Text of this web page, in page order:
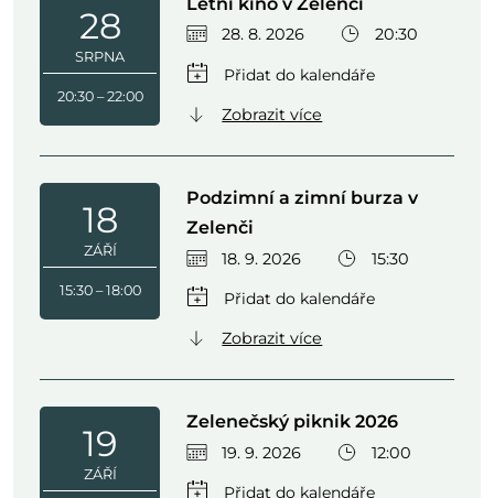
28
SRPNA
20:30 – 22:00
28. 8. 2026 20:30
Zobrazit více
18
ZÁŘÍ
15:30 – 18:00
Podzimní a zimní burza v
Zelenči
18. 9. 2026 15:30
Zobrazit více
19
ZÁŘÍ
Zelenečský piknik 2026
19. 9. 2026 12:00